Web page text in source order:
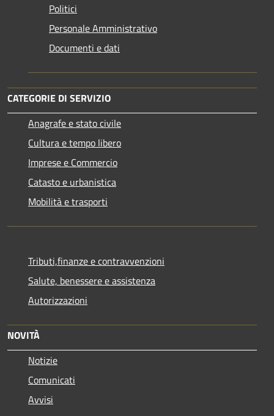
Politici
Personale Amministrativo
Documenti e dati
CATEGORIE DI SERVIZIO
Anagrafe e stato civile
Cultura e tempo libero
Imprese e Commercio
Catasto e urbanistica
Mobilità e trasporti
Tributi,finanze e contravvenzioni
Salute, benessere e assistenza
Autorizzazioni
NOVITÀ
Notizie
Comunicati
Avvisi